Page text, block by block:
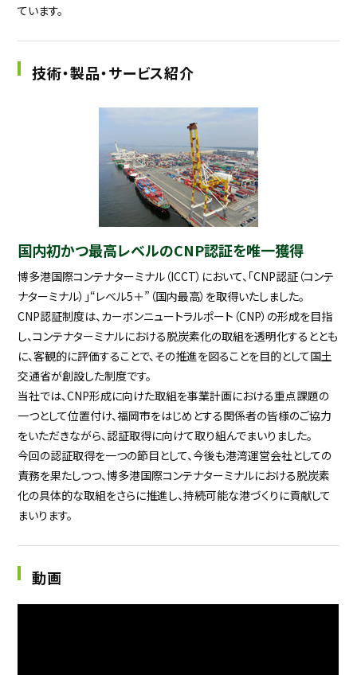
ています。
技術・製品・サービス紹介
国内初かつ最高レベルのCNP認証を唯一獲得
博多港国際コンテナターミナル（ICCT）において、「CNP認証（コンテ
ナターミナル）」“レベル5＋”（国内最高）を取得いたしました。
CNP認証制度は、カーボンニュートラルポート（CNP）の形成を目指
し、コンテナターミナルにおける脱炭素化の取組を透明化するととも
に、客観的に評価することで、その推進を図ることを目的として国土
交通省が創設した制度です。
当社では、CNP形成に向けた取組を事業計画における重点課題の
一つとして位置付け、福岡市をはじめとする関係者の皆様のご協力
をいただきながら、認証取得に向けて取り組んでまいりました。
今回の認証取得を一つの節目として、今後も港湾運営会社としての
責務を果たしつつ、博多港国際コンテナターミナルにおける脱炭素
化の具体的な取組をさらに推進し、持続可能な港づくりに貢献して
まいります。
動画